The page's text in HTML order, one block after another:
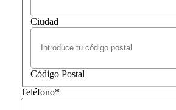
Ciudad
Código Postal
Teléfono*